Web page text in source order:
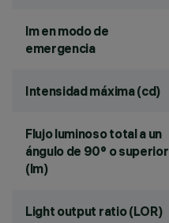
lm en modo de
emergencia
Intensidad máxima (cd)
Flujo luminoso total a un
ángulo de 90° o superior
(lm)
Light output ratio (LOR)